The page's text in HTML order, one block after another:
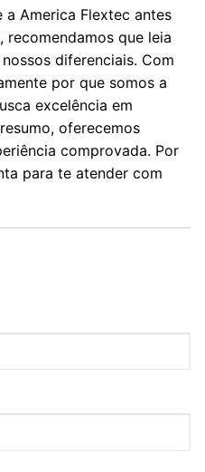
a America Flextec antes
recomendamos que leia
diferenciais. Com
por que somos a
excelência em
oferecemos
comprovada. Por
para te atender com